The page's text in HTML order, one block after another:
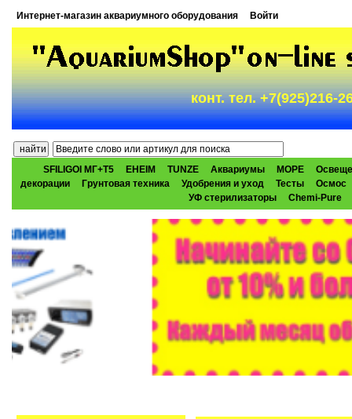
Интернет-магазин аквариумного оборудования Войти
конт. тел. +7(925)216-
SFILIGOI МГ+Т5 EHEIM TUNZE Аквариумы МОРЕ
декорации
Грунтовая техника Удобрения и уход Тесты
Осмос
УФ стерилизаторы
Chemi-Pure